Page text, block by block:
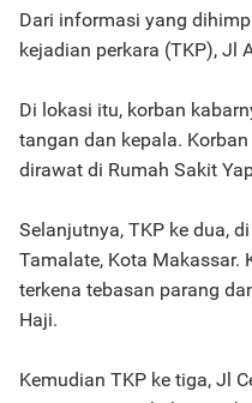
Dari informasi yang
kejadian perkara (TKP), Jl
Di lokasi itu, korban
tangan dan kepala.
dirawat di Rumah Sakit
Selanjutnya, TKP ke dua,
Tamalate, Kota Makassar.
terkena tebasan parang
Haji.
Kemudian TKP ke tiga, Jl